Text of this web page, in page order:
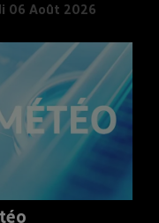
06 Août 2026